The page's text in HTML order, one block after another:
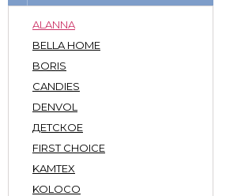
ALANNA
BELLA HOME
BORIS
CANDIES
DENVOL
ДЕТСКОЕ
FIRST CHOICE
KAMTEX
KOLOCO